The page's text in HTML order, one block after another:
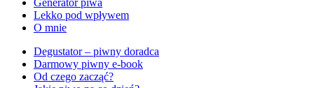
Generator piwa
Lekko pod wpływem
O mnie
Degustator – piwny doradca
Darmowy piwny e-book
Od czego zacząć?